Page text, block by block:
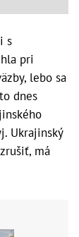
s
pri
lebo sa
dnes
Ukrajinský
má